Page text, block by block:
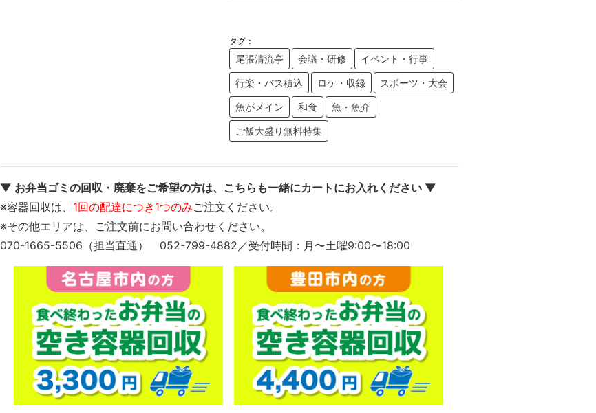
タグ：
尾張清流亭 会議・研修 イベント・行事
行楽・バス積込 ロケ・収録 スポーツ・大会
魚がメイン 和食 魚・魚介
ご飯大盛り無料特集
▼ お弁当ゴミの回収・廃棄をご希望の方は、こちらも一緒にカートにお入れください ▼
※容器回収は、 1回の配達につき1つのみご注文ください。
※その他エリアは、ご注文前にお問い合わせください。
070-1665-5506（担当直通） 052-799-4882／受付時間：月〜土曜9:00〜18:00